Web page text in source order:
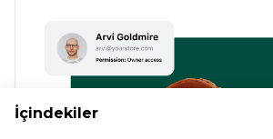
İçindekiler